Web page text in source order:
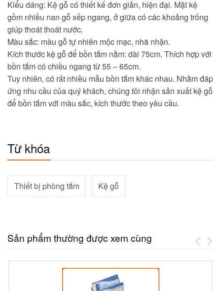
Kiểu dáng: Kệ gỗ có thiết kế đơn giản, hiện đại. Mặt kệ
gồm nhiều nan gỗ xếp ngang, ở giữa có các khoảng trống
giúp thoát thoát nước.
Màu sắc: màu gỗ tự nhiên mộc mạc, nhã nhặn.
Kích thước kệ gỗ để bồn tắm nằm: dài 75cm. Thích hợp với
bồn tắm có chiều ngang từ 55 – 65cm.
Tuy nhiên, có rất nhiều mẫu bồn tắm khác nhau. Nhằm đáp
ứng nhu cầu của quý khách, chúng tôi nhận sản xuất kệ gỗ
để bồn tắm với màu sắc, kích thước theo yêu cầu.
Từ khóa
Thiết bị phòng tắm Kệ gỗ
Sản phẩm thường được xem cùng